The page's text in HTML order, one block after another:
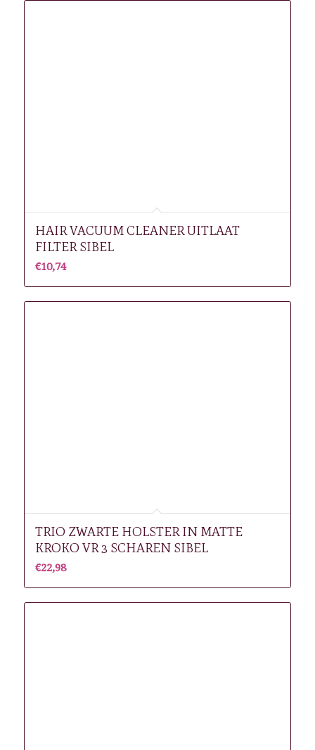
HAIR VACUUM CLEANER UITLAAT
FILTER SIBEL
€10,74
TRIO ZWARTE HOLSTER IN MATTE
KROKO VR 3 SCHAREN SIBEL
€22,98